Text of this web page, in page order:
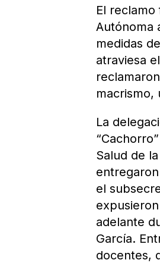
El
Autónoma
medidas
atraviesa
macrismo,
La
Salud de
el
adelante
García.
docentes,